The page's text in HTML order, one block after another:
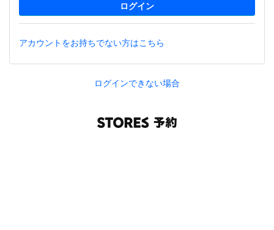
アカウントをお持ちでない方はこちら
ログインできない場合